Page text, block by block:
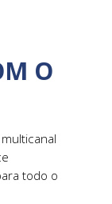
O
todo o